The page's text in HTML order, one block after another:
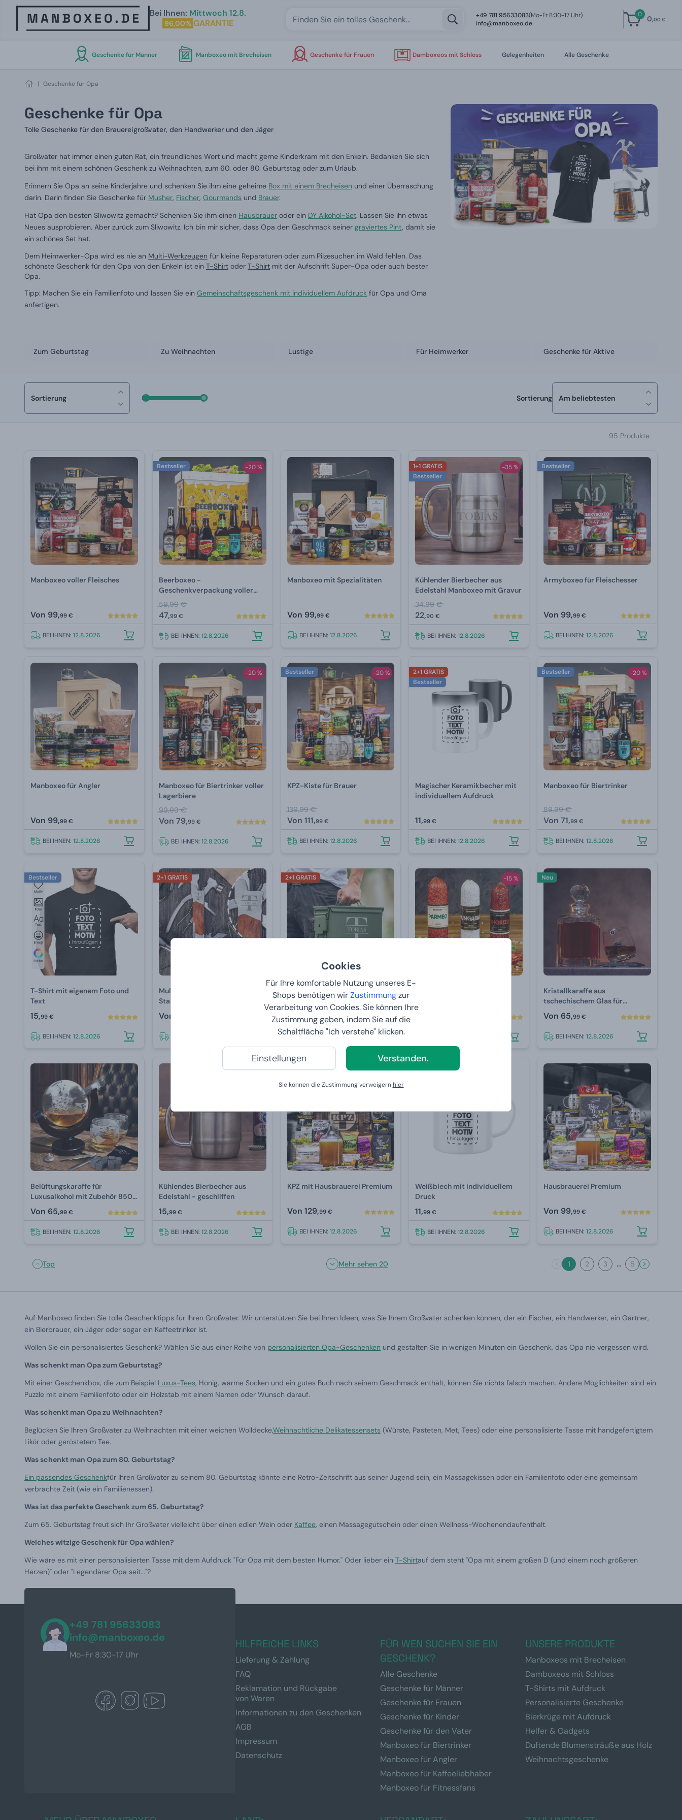
Cookies
Für Ihre komfortable Nutzung unseres E-
Shops benötigen wirZustimmungzur
Verarbeitung von Cookies. Sie können Ihre
Zustimmung geben, indem Sie auf die
Schaltfläche "Ich verstehe" klicken.
Einstellungen Verstanden.
Sie können die Zustimmung verweigernhier
Bei Ihnen: Mittwoch 12.8.
96,00% GARANTIE
+49 781 95633083(Mo-Fr 8:30-17 Uhr)
info@manboxeo.de
0 0,00 €
Geschenke für Männer Manboxeo mit Brecheisen Geschenke für Frauen Damboxeos mit Schloss Gelegenheiten Alle Geschenke
| Geschenke für Opa
Geschenke für Opa
Tolle Geschenke für den Brauereigroßvater, den Handwerker und den Jäger
Großvater hat immer einen guten Rat, ein freundliches Wort und macht gerne Kinderkram mit den Enkeln. Bedanken Sie sich
bei ihm mit einem schönen Geschenk zu Weihnachten, zum 60. oder 80. Geburtstag oder zum Urlaub.
Erinnern Sie Opa an seine Kinderjahre und schenken Sie ihm eine geheime Box mit einem Brecheisen und einer Überraschung
darin. Darin finden Sie Geschenke für Musher, Fischer, Gourmands und Brauer.
Hat Opa den besten Sliwowitz gemacht? Schenken Sie ihm einen Hausbrauer oder ein DY Alkohol-Set. Lassen Sie ihn etwas
Neues ausprobieren. Aber zurück zum Sliwowitz. Ich bin mir sicher, dass Opa den Geschmack seiner graviertes Pint, damit sie
ein schönes Set hat.
Dem Heimwerker-Opa wird es nie an Multi-Werkzeugen für kleine Reparaturen oder zum Pilzesuchen im Wald fehlen. Das
schönste Geschenk für den Opa von den Enkeln ist ein T-Shirt oder T-Shirt mit der Aufschrift Super-Opa oder auch bester
Opa.
Tipp: Machen Sie ein Familienfoto und lassen Sie ein Gemeinschaftsgeschenk mit individuellem Aufdruck für Opa und Oma
anfertigen.
Zum Geburtstag Zu Weihnachten Lustige Für Heimwerker Geschenke für Aktive
Sortierung Sortierung Am beliebtesten
95 Produkte
Manboxeo voller Fleisches
Von 99,99 €
BEI IHNEN: 12.8.2026
-20 %
Bestseller
Beerboxeo -
Geschenkverpackung voller
Bierspezialitäten
59,99 €
47,99 €
BEI IHNEN: 12.8.2026
Manboxeo mit Spezialitäten
Von 99,99 €
BEI IHNEN: 12.8.2026
-35 %
1+1 GRATIS
Bestseller
Kühlender Bierbecher aus
Edelstahl Manboxeo mit Gravur
34,99 €
22,90 €
BEI IHNEN:12.8.2026
Bestseller
Armyboxeo für Fleischesser
Von 99,99 €
BEI IHNEN:12.8.2026
Manboxeo für Angler
Von 99,99 €
BEI IHNEN: 12.8.2026
-20 %
Manboxeo für Biertrinker voller
Lagerbiere
99,99 €
Von 79,99 €
BEI IHNEN: 12.8.2026
-20 %
Bestseller
KPZ-Kiste für Brauer
139,99 €
Von 111,99 €
BEI IHNEN: 12.8.2026
2+1 GRATIS
Bestseller
Magischer Keramikbecher mit
individuellem Aufdruck
11,99 €
BEI IHNEN:12.8.2026
-20 %
Bestseller
Manboxeo für Biertrinker
89,99 €
Von71,99 €
BEI IHNEN:12.8.2026
Bestseller
T-Shirt mit eigenem Foto und
Text
15,99 €
BEI IHNEN: 12.8.2026
2+1 GRATIS
Multifunktionswerkzeug 13in1 -
Stahl mit Gravur
Von
2+1 GRATIS
Armyboxeo Munitionskiste mit
Gravur
49,99 €
BEI IHNEN:12.8.2026
-15 %
13,99 €
Neu
Kristallkaraffe aus
tschechischem Glas für
Luxusalkohol 800 ml
Von 65,99 €
BEI IHNEN:12.8.2026
Belüftungskaraffe für
Luxusalkohol mit Zubehör 850
ml
Von 65,99 €
BEI IHNEN: 12.8.2026
Kühlendes Bierbecher aus
Edelstahl - geschliffen
15,99 €
BEI IHNEN: 12.8.2026
KPZ mit Hausbrauerei Premium
Von 129,99 €
BEI IHNEN: 12.8.2026
2+1 GRATIS
Weißblech mit individuellem
Druck
11,99 €
BEI IHNEN:12.8.2026
Hausbrauerei Premium
Von 99,99 €
BEI IHNEN:12.8.2026
Top Mehr sehen 20 1 2 3 ... 5
Auf Manboxeo finden Sie tolle Geschenktipps für Ihren Großvater. Wir unterstützen Sie bei Ihren Ideen, was Sie Ihrem Großvater schenken können, der ein Fischer, ein Handwerker, ein Gärtner,
ein Bierbrauer, ein Jäger oder sogar ein Kaffeetrinker ist.
Wollen Sie ein personalisiertes Geschenk? Wählen Sie aus einer Reihe von personalisierten Opa-Geschenken und gestalten Sie in wenigen Minuten ein Geschenk, das Opa nie vergessen wird.
Was schenkt man Opa zum Geburtstag?
Mit einer Geschenkbox, die zum Beispiel Luxus-Tees, Honig, warme Socken und ein gutes Buch nach seinem Geschmack enthält, können Sie nichts falsch machen. Andere Möglichkeiten sind ein
Puzzle mit einem Familienfoto oder ein Holzstab mit einem Namen oder Wunsch darauf.
Was schenkt man Opa zu Weihnachten?
Beglücken Sie Ihren Großvater zu Weihnachten mit einer weichen Wolldecke,Weihnachtliche Delikatessensets (Würste, Pasteten, Met, Tees) oder eine personalisierte Tasse mit handgefertigtem
Likör oder geröstetem Tee.
Was schenkt man Opa zum 80. Geburtstag?
Ein passendes Geschenkfür Ihren Großvater zu seinem 80. Geburtstag könnte eine Retro-Zeitschrift aus seiner Jugend sein, ein Massagekissen oder ein Familienfoto oder eine gemeinsam
verbrachte Zeit (wie ein Familienessen).
Was ist das perfekte Geschenk zum 65. Geburtstag?
Zum 65. Geburtstag freut sich Ihr Großvater vielleicht über einen edlen Wein oder Kaffee, einen Massagegutschein oder einen Wellness-Wochenendaufenthalt.
Welches witzige Geschenk für Opa wählen?
Wie wäre es mit einer personalisierten Tasse mit dem Aufdruck "Für Opa mit dem besten Humor." Oder lieber ein T-Shirtauf dem steht "Opa mit einem großen D (und einem noch größeren
Herzen)" oder "Legendärer Opa seit..."?
+49 781 95633083
info@manboxeo.de
Mo-Fr 8:30-17 Uhr
HILFREICHE LINKS
Lieferung & Zahlung
FAQ
Reklamation und Rückgabe
von Waren
Informationen zu den Geschenken
AGB
Impressum
Datenschutz
FÜR WEN SUCHEN SIE EIN
GESCHENK?
Alle Geschenke
Geschenke für Männer
Geschenke für Frauen
Geschenke für Kinder
Geschenke für den Vater
Manboxeo für Biertrinker
Manboxeo für Angler
Manboxeo für Kaffeeliebhaber
Manboxeo für Fitnessfans
UNSERE PRODUKTE
Manboxeos mit Brecheisen
Damboxeos mit Schloss
T-Shirts mit Aufdruck
Personalisierte Geschenke
Bierkrüge mit Aufdruck
Helfer & Gadgets
Duftende Blumensträuße aus Holz
Weihnachtsgeschenke